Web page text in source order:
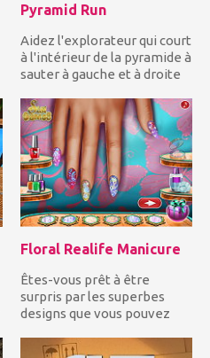
Pyramid Run
Aidez l'explorateur qui court
à l'intérieur de la pyramide à
sauter à gauche et à droite
Floral Realife Manicure
Êtes-vous prêt à être
surpris par les superbes
designs que vous pouvez